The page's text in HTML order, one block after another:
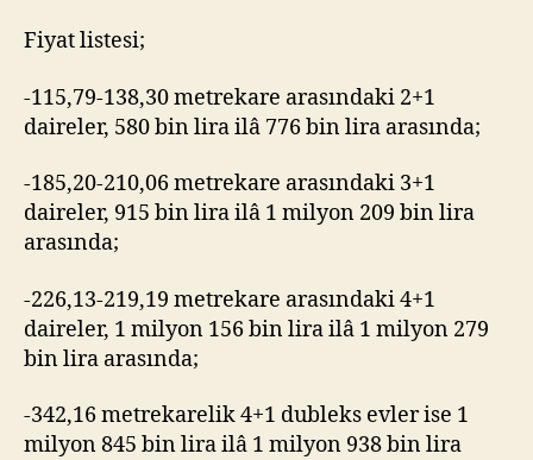
Fiyat listesi;
-115,79-138,30 metrekare arasındaki 2+1
daireler, 580 bin lira ilâ 776 bin lira arasında;
-185,20-210,06 metrekare arasındaki 3+1
daireler, 915 bin lira ilâ 1 milyon 209 bin lira
arasında;
-226,13-219,19 metrekare arasındaki 4+1
daireler, 1 milyon 156 bin lira ilâ 1 milyon 279
bin lira arasında;
-342,16 metrekarelik 4+1 dubleks evler ise 1
milyon 845 bin lira ilâ 1 milyon 938 bin lira